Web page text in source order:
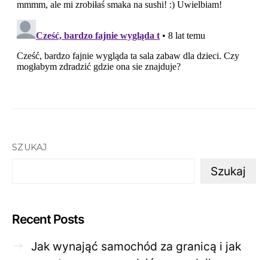
SZUKAJ
Szukaj
Recent Posts
Jak wynająć samochód za granicą i jak